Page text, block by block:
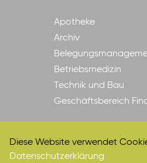
Apotheke
Archiv
Betriebsmedizin
Technik und Bau
Geschäftsbereich
Diese Website verwendet
Datenschutzerklärung